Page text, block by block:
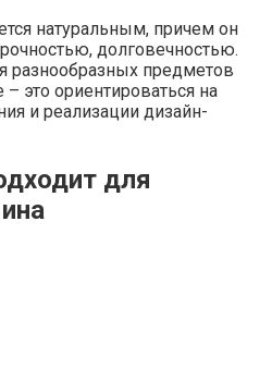
натуральным, причем он
долговечностью.
разнообразных предметов
это ориентироваться на
и реализации дизайн-
для